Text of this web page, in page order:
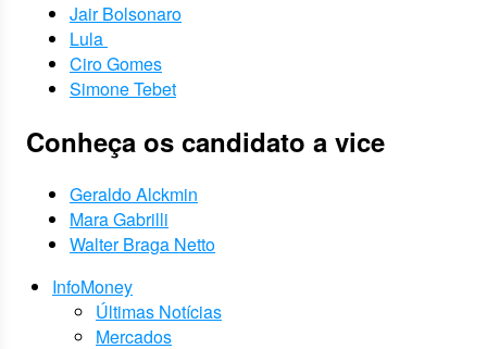
Jair Bolsonaro
Lula
Ciro Gomes
Simone Tebet
Conheça os candidato a vice
Geraldo Alckmin
Mara Gabrilli
Walter Braga Netto
InfoMoney
Últimas Notícias
Mercados